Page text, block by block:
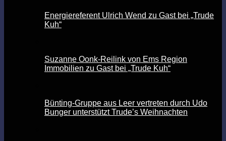
Energiereferent Ulrich Wend zu Gast bei „Trude
Kuh“
Suzanne Oonk-Reilink von Ems Region
Immobilien zu Gast bei „Trude Kuh“
Bünting-Gruppe aus Leer vertreten durch Udo
Bunger unterstützt Trude’s Weihnachten